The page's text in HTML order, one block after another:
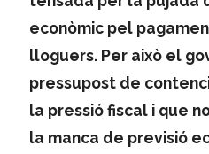
econòmic pel
lloguers. Per això el
pressupost de
la pressió fiscal i que
la manca de previsió